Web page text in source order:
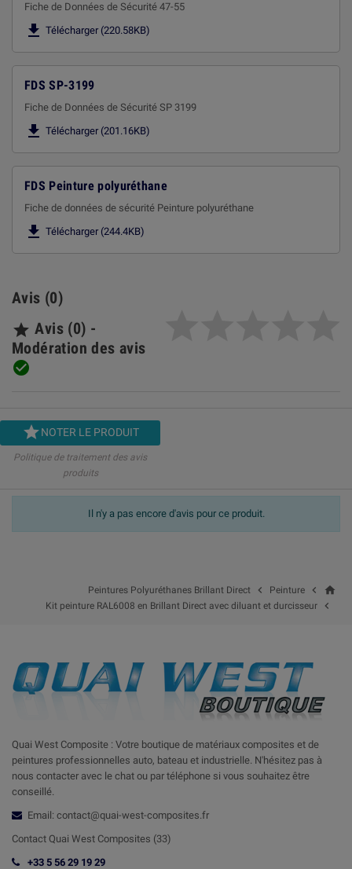
Fiche de Données de Sécurité 47-55
 Télécharger (220.58KB)
FDS SP-3199
Fiche de Données de Sécurité SP 3199
 Télécharger (201.16KB)
FDS Peinture polyuréthane
Fiche de données de sécurité Peinture polyuréthane
 Télécharger (244.4KB)
Avis (0)
 Avis (0) -
Modération des avis

NOTER LE PRODUIT
Politique de traitement des avis
produits
Il n'y a pas encore d'avis pour ce produit.
home

Peinture

Peintures Polyuréthanes Brillant Direct

Kit peinture RAL6008 en Brillant Direct avec diluant et durcisseur
Quai West Composite : Votre boutique de matériaux composites et de
peintures professionnelles auto, bateau et industrielle. N'hésitez pas à
nous contacter avec le chat ou par téléphone si vous souhaitez être
conseillé.
Email: contact@quai-west-composites.fr
Contact Quai West Composites (33)
+33 5 56 29 19 29